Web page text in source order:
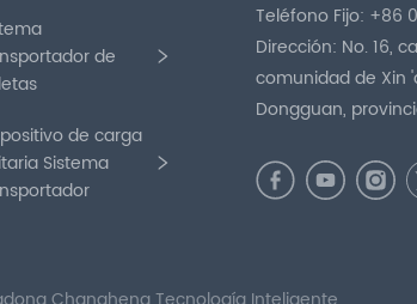
de
de carga
Sistema
Teléfono Fijo: +86
Dirección: No. 16,
comunidad de Xin
Dongguan,